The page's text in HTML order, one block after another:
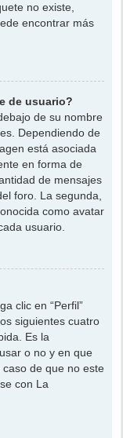
no existe,
encontrar más
de usuario?
de su nombre
Dependiendo de
está asociada
en forma de
de mensajes
foro. La segunda,
como avatar
usuario.
clic en “Perfil”
siguientes cuatro
Es la
o no y en que
de que no este
con La